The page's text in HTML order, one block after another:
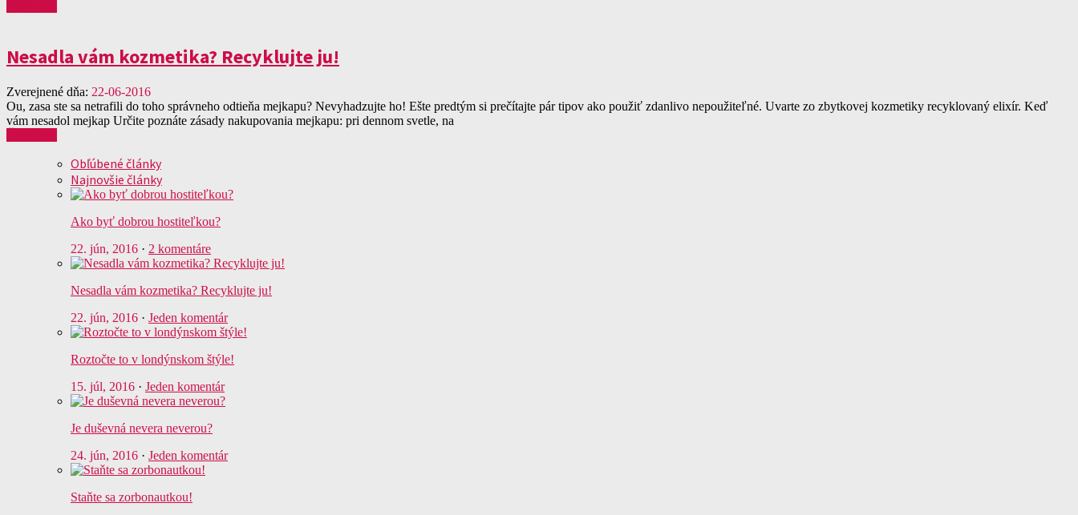
Nesadla vám kozmetika? Recyklujte ju!
Zverejnené dňa: 22-06-2016
Ou, zasa ste sa netrafili do toho správneho odtieňa mejkapu? Nevyhadzujte ho! Ešte predtým si prečítajte pár tipov ako použiť zdanlivo nepoužiteľné. Uvarte zo zbytkovej kozmetiky recyklovaný elixír. Keď
vám nesadol mejkap Určite poznáte zásady nakupovania mejkapu: pri dennom svetle, na
Obľúbené články
Najnovšie články
Ako byť dobrou hostiteľkou?
22. jún, 2016 · 2 komentáre
Nesadla vám kozmetika? Recyklujte ju!
22. jún, 2016 · Jeden komentár
Roztočte to v londýnskom štýle!
15. júl, 2016 · Jeden komentár
Je duševná nevera neverou?
24. jún, 2016 · Jeden komentár
Staňte sa zorbonautkou!